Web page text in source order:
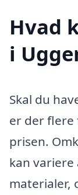
Hvad
i
Skal du
er der flere
prisen.
kan
materialer,